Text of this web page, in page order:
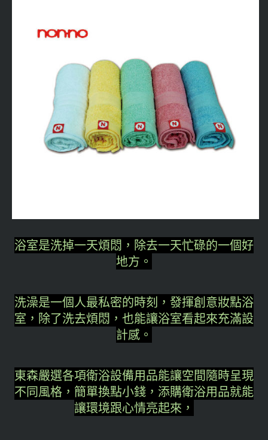
浴室是洗掉一天煩悶，除去一天忙碌的一個好
地方。
洗澡是一個人最私密的時刻，發揮創意妝點浴
室，除了洗去煩悶，也能讓浴室看起來充滿設
計感。
東森嚴選各項衛浴設備用品能讓空間隨時呈現
不同風格，簡單換點小錢，添購衛浴用品就能
讓環境跟心情亮起來，